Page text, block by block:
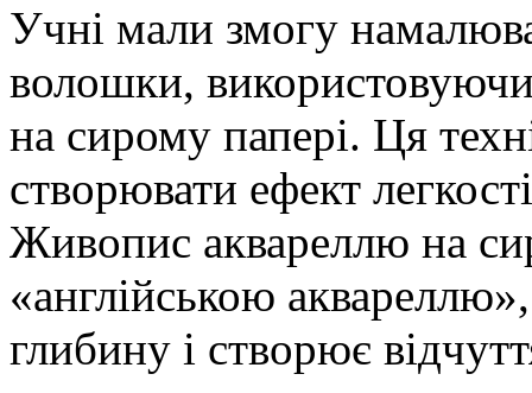
Учні мали змогу
волошки,
на сирому папері. Ця
створювати ефект
Живопис аквареллю на
«англійською
глибину і створює